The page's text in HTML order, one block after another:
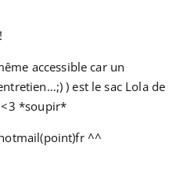
accessible car un
) est le sac Lola de
<3 *soupir*
^^